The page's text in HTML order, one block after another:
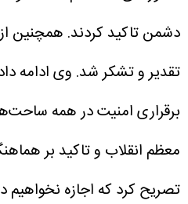
تقدیر و تشکر شد. وی ادامه
برقراری امنیت در همه
معظم انقلاب و تاکید بر
تصریح کرد که اجازه